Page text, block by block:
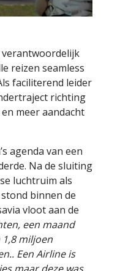
verantwoordelijk
reizen seamless
faciliterend leider
richting
meer aandacht
agenda van een
Na de sluiting
luchtruim als
binnen de
vloot aan de
een maand
miljoen
Een Airline is